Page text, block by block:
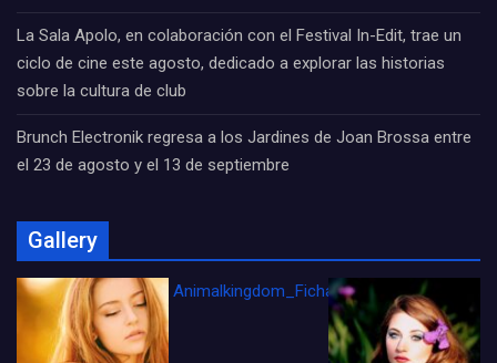
La Sala Apolo, en colaboración con el Festival In-Edit, trae un
ciclo de cine este agosto, dedicado a explorar las historias
sobre la cultura de club
Brunch Electronik regresa a los Jardines de Joan Brossa entre
el 23 de agosto y el 13 de septiembre
Gallery
Animalkingdom_FichaCine